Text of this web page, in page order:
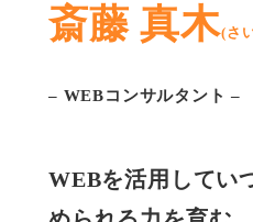
斎藤 真木(さ
– WEBコンサルタント –
WEBを活用してい